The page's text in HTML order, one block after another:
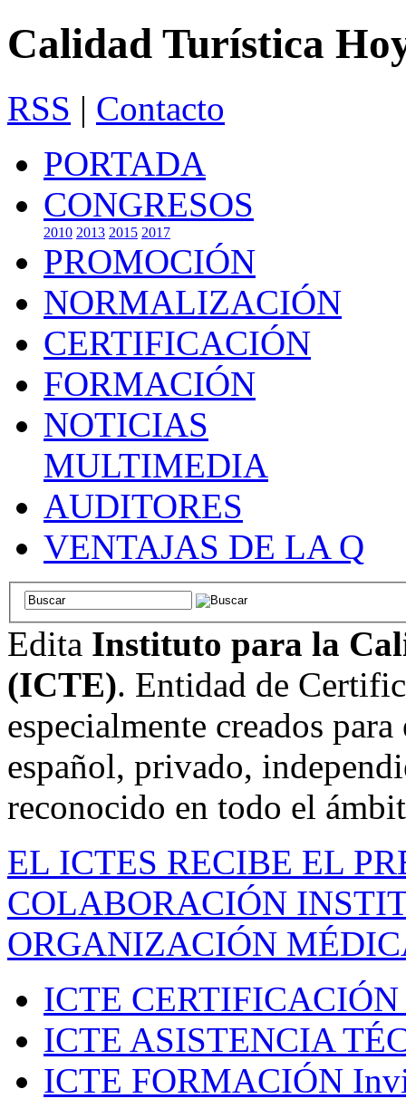
Calidad Turística
RSS | Contacto
PORTADA
CONGRESOS
2010 2013 2015 2017
PROMOCIÓN
NORMALIZACIÓN
CERTIFICACIÓN
FORMACIÓN
NOTICIAS
MULTIMEDIA
AUDITORES
VENTAJAS DE LA Q
Edita Instituto para la
(ICTE). Entidad de
especialmente creados
español, privado,
reconocido en todo el
EL ICTES RECIBE EL
COLABORACIÓN
ORGANIZACIÓN
ICTE CERTIFICACIÓN
ICTE ASISTENCIA
ICTE FORMACIÓN